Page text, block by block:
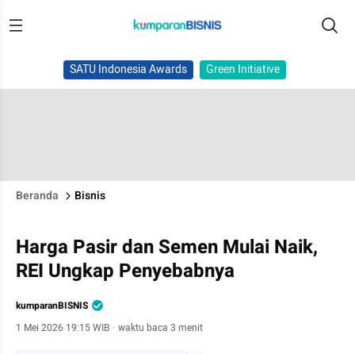
SATU Indonesia Awards Green Initiative
Beranda Bisnis
Harga Pasir dan Semen Mulai Naik,
REI Ungkap Penyebabnya
kumparanBISNIS
1 Mei 2026 19:15 WIB · waktu baca 3 menit